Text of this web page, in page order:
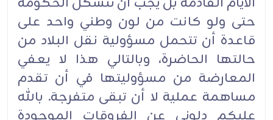
حتى ولو كانت من لون وطني واحد على
قاعدة أن تتحمل مسؤولية نقل البلاد من
حالتها الحاضرة، وبالتالي هذا لا يعفي
المعارضة من مسؤوليتها في أن تقدم
مساهمة عملية لا أن تبقى متفرجة. بالله